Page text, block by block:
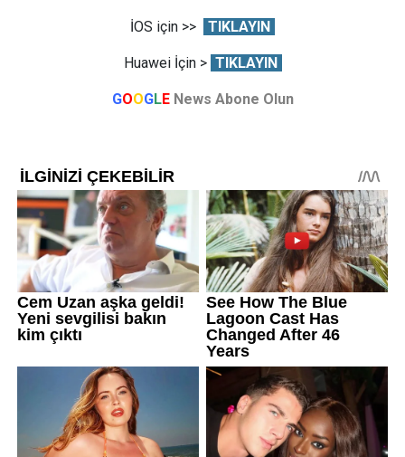
İOS için >> TIKLAYIN
Huawei İçin > TIKLAYIN
GOOGLE News Abone Olun